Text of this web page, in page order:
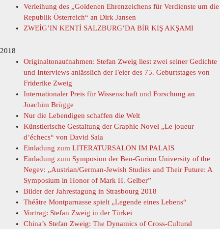
Verleihung des „Goldenen Ehrenzeichens für Verdienste um die
Republik Österreich“ an Dirk Jansen
ZWEİG’IN KENTİ SALZBURG’DA BİR KIŞ AKŞAMI
2018
Originaltonaufnahmen: Stefan Zweig liest zwei seiner Gedichte
und Interviews anlässlich der Feier des 75. Geburtstages von
Friderike Zweig
Internationaler Preis für Wissenschaft und Forschung an
Joachim Brügge
Nur die Lebendigen schaffen die Welt
Künstlerische Gestaltung der Graphic Novel „Le joueur
d’échecs“ von David Sala
Einladung zum LITERATURSALON IM PALAIS
Einladung zum Symposion der Ben-Gurion University of the
Negev: „Austrian/German-Jewish Studies and Their Future: A
Symposium in Honor of Mark H. Gelber”
Bilder der Jahrestagung in Strasbourg 2018
Théâtre Montparnasse spielt „Legende eines Lebens“
Vortrag: Stefan Zweig in der Türkei
China’s Stefan Zweig: The Dynamics of Cross-Cultural